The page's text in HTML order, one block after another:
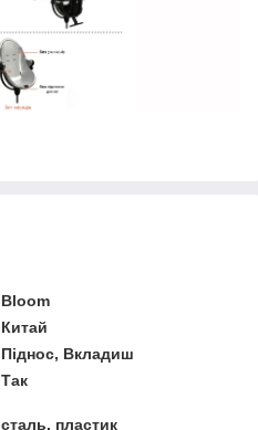
Bloom
Китай
Піднос, Вкладиш
Так
сталь, пластик